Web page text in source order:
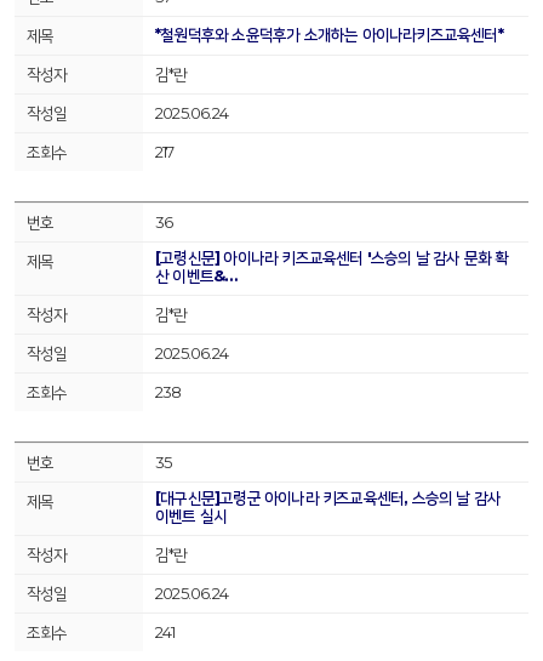
*철원덕후와 소윤덕후가 소개하는 아이나라키즈교육센터*
김*란
2025.06.24
217
36
[고령신문] 아이나라 키즈교육센터 '스승의 날 감사 문화 확
산 이벤트&…
김*란
2025.06.24
238
35
[대구신문]고령군 아이나라 키즈교육센터, 스승의 날 감사
이벤트 실시
김*란
2025.06.24
241